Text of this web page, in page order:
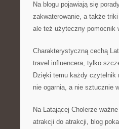
Na blogu pojawiają się
zakwaterowanie, a także
ale też użyteczny pomocnik
Charakterystyczną cechą
travel influencera, tylko
Dzięki temu każdy czytelnik
nie ogarnia, a nie sztucznie
Na Latającej Cholerze
atrakcji do atrakcji, blog